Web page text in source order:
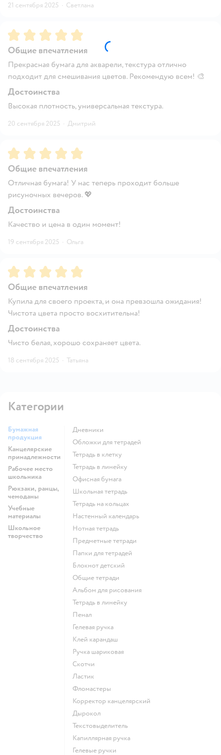
21 сентября 2025 · Светлана
Рейтинг:5
Общие впечатления
Прекрасная бумага для акварели, текстура отлично
подходит для смешивания цветов. Рекомендую всем! 🎨
Достоинства
Высокая плотность, универсальная текстура.
20 сентября 2025 · Дмитрий
Рейтинг:5
Общие впечатления
Отличная бумага! У нас теперь проходит больше
рисуночных вечеров. 💖
Достоинства
Качество и цена в один момент!
19 сентября 2025 · Ольга
Рейтинг:5
Общие впечатления
Купила для своего проекта, и она превзошла ожидания!
Чистота цвета просто восхитительна!
Достоинства
Чисто белая, хорошо сохраняет цвета.
18 сентября 2025 · Татьяна
Категории
Бумажная
продукция
Канцелярские
принадлежности
Рабочее место
школьника
Рюкзаки, ранцы,
чемоданы
Учебные
материалы
Школьное
творчество
Дневники
Обложки для тетрадей
Тетрадь в клетку
Тетрадь в линейку
Офисная бумага
Школьная тетрадь
Тетрадь на кольцах
Настенный календарь
Нотная тетрадь
Предметные тетради
Папки для тетрадей
Блокнот детский
Общие тетради
Альбом для рисования
Тетрадь в линейку
Пенал
Гелевая ручка
Клей карандаш
Ручка шариковая
Скотчи
Ластик
Фломастеры
Корректор канцелярский
Дырокол
Текстовыделитель
Капиллярная ручка
Гелевые ручки